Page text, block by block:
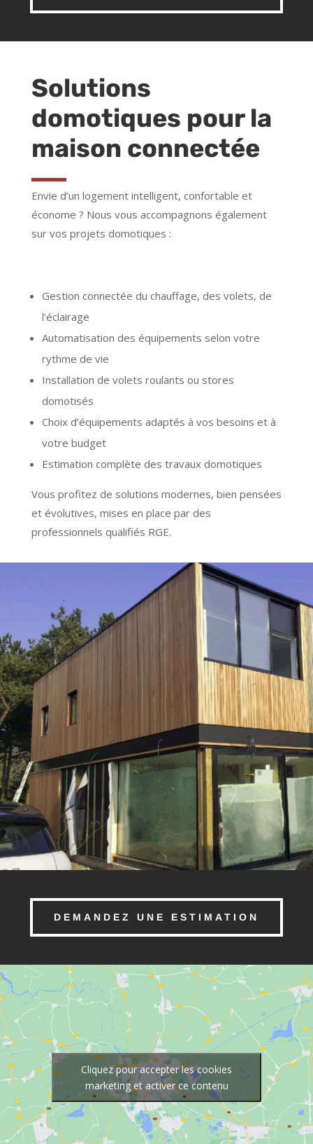
Solutions
domotiques pour la
maison connectée
Envie d’un logement intelligent, confortable et
économe ? Nous vous accompagnons également
sur vos projets domotiques :
Gestion connectée du chauffage, des volets, de
l’éclairage
Automatisation des équipements selon votre
rythme de vie
Installation de volets roulants ou stores
domotisés
Choix d’équipements adaptés à vos besoins et à
votre budget
Estimation complète des travaux domotiques
Vous profitez de solutions modernes, bien pensées
et évolutives, mises en place par des
professionnels qualifiés RGE.
DEMANDEZ UNE ESTIMATION
Cliquez pour accepter les cookies
marketing et activer ce contenu